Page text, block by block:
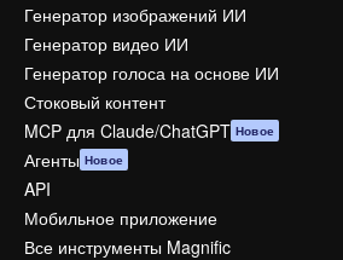
Генератор изображений ИИ
Генератор видео ИИ
Генератор голоса на основе ИИ
Стоковый контент
MCP для Claude/ChatGPT Новое
Агенты Новое
API
Мобильное приложение
Все инструменты Magnific